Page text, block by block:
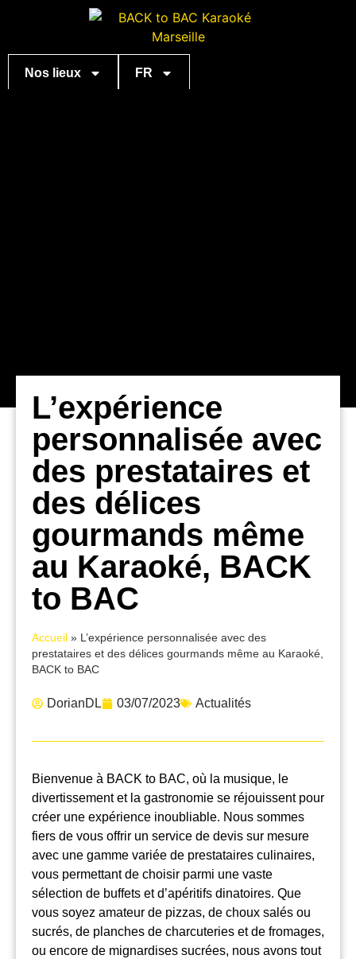
Nos lieux FR
L’expérience
personnalisée avec
des prestataires et
des délices
gourmands même
au Karaoké, BACK
to BAC
Accueil » L’expérience personnalisée avec des
prestataires et des délices gourmands même au Karaoké,
BACK to BAC
DorianDL 03/07/2023 Actualités
Bienvenue à BACK to BAC, où la musique, le
divertissement et la gastronomie se réjouissent pour
créer une expérience inoubliable. Nous sommes
fiers de vous offrir un service de devis sur mesure
avec une gamme variée de prestataires culinaires,
vous permettant de choisir parmi une vaste
sélection de buffets et d’apéritifs dinatoires. Que
vous soyez amateur de pizzas, de choux salés ou
sucrés, de planches de charcuteries et de fromages,
ou encore de mignardises sucrées, nous avons tout